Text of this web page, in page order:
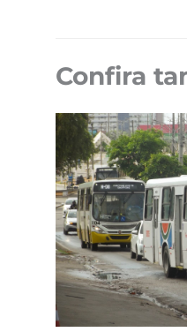
Confira